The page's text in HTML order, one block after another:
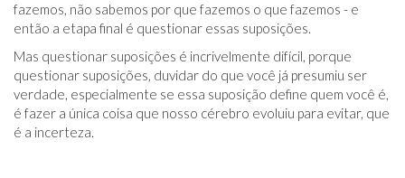
fazemos, não sabemos por que fazemos o que fazemos - e
então a etapa final é questionar essas suposições.
Mas questionar suposições é incrivelmente difícil, porque
questionar suposições, duvidar do que você já presumiu ser
verdade, especialmente se essa suposição define quem você é,
é fazer a única coisa que nosso cérebro evoluiu para evitar, que
é a incerteza.